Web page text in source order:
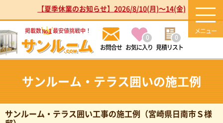
【夏季休業のお知らせ】2026/8/10(月)～14(金)
掲載数No.1最安値挑戦中！
お気に入り
0
見積リスト
0
サンルーム・テラス囲いの施工例
サンルーム・テラス囲い工事の施工例（宮崎県日南市Ｓ様